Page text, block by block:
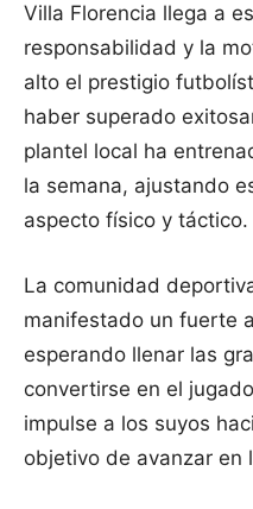
Villa Florencia llega a
responsabilidad y la
alto el prestigio
haber superado
plantel local ha
la semana, ajustando
aspecto físico y táctico.
La comunidad
manifestado un fuerte
esperando llenar las
convertirse en el
impulse a los suyos
objetivo de avanzar en